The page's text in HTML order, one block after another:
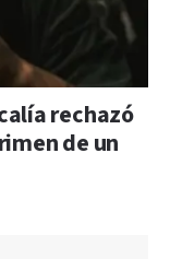
rechazó
de un